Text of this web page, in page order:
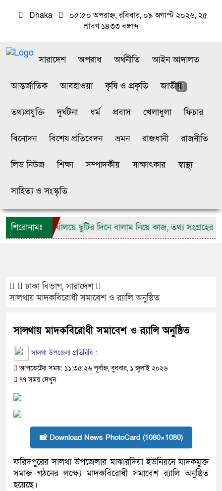
Dhaka
০৫:৫০ অপরাহ্ন, রবিবার, ০৯ অগাস্ট ২০২৬, ২৫
শ্রাবণ ১৪৩৩ বঙ্গাব্দ
সারাদেশ অপরাধ অর্থনীতি আইন আদালত
আন্তর্জাতিক আবহাওয়া কৃষি ও প্রকৃতি জাতীয়
তথ্যপ্রযুক্তি দুর্ঘটনা ধর্ম প্রবাস খেলাধুলা ফিচার
বিনোদন বিশেষ প্রতিবেদন ভ্রমন রাজধানী রাজনীতি
লিড নিউজ শিক্ষা সম্পাদকীয় সাক্ষাৎকার স্বাস্থ্য
সাহিত্য ও সংস্কৃতি
শিরোনামঃকার্যালয়ে ছুটির দিনে বালাম নিয়ে কাজ, তথ্য সংগ্রহের
ঢাকা বিভাগ,সারাদেশ
সালথায় মাদকবিরোধী সমাবেশ ও র‍্যালি অনুষ্ঠিত
সালথায় মাদকবিরোধী সমাবেশ ও র‍্যালি অনুষ্ঠিত
সালথা উপজেলা প্রতিনিধি :
আপডেটের সময়: ১১:৩৫:২৬ পূর্বাহ্ন, বুধবার, ১ জুলাই ২০২৬
৭৭ সময় দেখুন
📸 Download News PhotoCard (1080×1080)
ফরিদপুরের সালথা উপজেলার মাঝারদিয়া ইউনিয়নে মাদকমুক্ত
সমাজ গঠনের লক্ষ্যে মাদকবিরোধী সমাবেশ র‍্যালি অনুষ্ঠিত
হয়েছে।